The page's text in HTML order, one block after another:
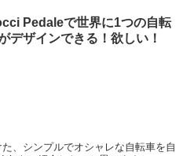
Pedaleで世界に1つの自転
デザインできる！欲しい！
、シンプルでオシャレな自転車を自